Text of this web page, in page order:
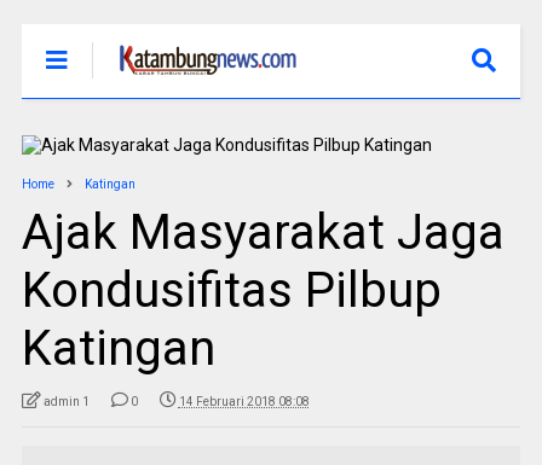
Home Katingan
Ajak Masyarakat Jaga
Kondusifitas Pilbup
Katingan
admin 1 0 14 Februari 2018 08:08